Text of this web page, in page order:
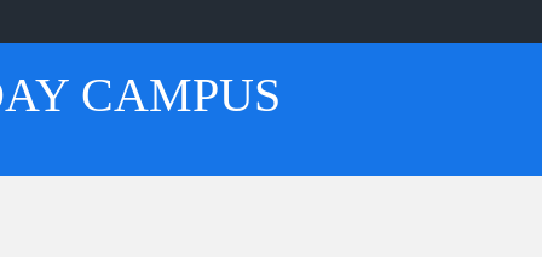
CAMPUS